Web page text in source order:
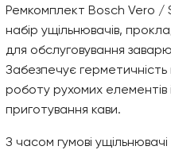
Ремкомплект Bosch Vero /
набір ущільнювачів,
для обслуговування
Забезпечує
роботу рухомих елементів
приготування кави.
З часом гумові